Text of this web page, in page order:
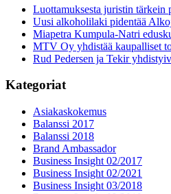
Luottamuksesta juristin tärkein
Uusi alkoholilaki pidentää
Miapetra Kumpula-Natri
MTV Oy yhdistää kaupalliset
Rud Pedersen ja Tekir
Kategoriat
Asiakaskokemus
Balanssi 2017
Balanssi 2018
Brand Ambassador
Business Insight 02/2017
Business Insight 02/2021
Business Insight 03/2018